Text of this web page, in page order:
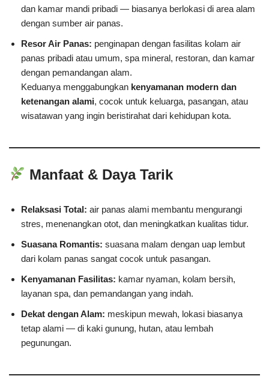
dan kamar mandi pribadi — biasanya berlokasi di area alam
dengan sumber air panas.
Resor Air Panas: penginapan dengan fasilitas kolam air
panas pribadi atau umum, spa mineral, restoran, dan kamar
dengan pemandangan alam.
Keduanya menggabungkan kenyamanan modern dan
ketenangan alami, cocok untuk keluarga, pasangan, atau
wisatawan yang ingin beristirahat dari kehidupan kota.
Manfaat & Daya Tarik
Relaksasi Total: air panas alami membantu mengurangi
stres, menenangkan otot, dan meningkatkan kualitas tidur.
Suasana Romantis: suasana malam dengan uap lembut
dari kolam panas sangat cocok untuk pasangan.
Kenyamanan Fasilitas: kamar nyaman, kolam bersih,
layanan spa, dan pemandangan yang indah.
Dekat dengan Alam: meskipun mewah, lokasi biasanya
tetap alami — di kaki gunung, hutan, atau lembah
pegunungan.